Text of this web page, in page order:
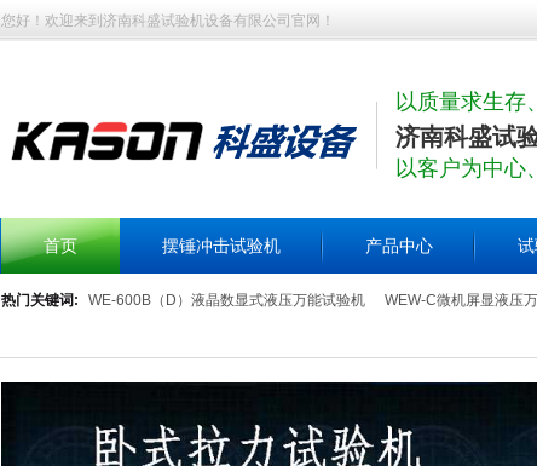
您好！欢迎来到济南科盛试验机设备有限公司官网！
以质量求生存
济南科盛试
以客户为中心
首页 摆锤冲击试验机 产品中心
热门关键词: WE-600B（D）液晶数显式液压万能试验机 WEW-C微机屏显液压